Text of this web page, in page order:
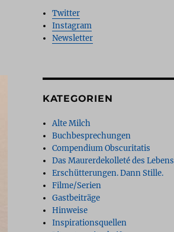
Twitter
Instagram
Newsletter
KATEGORIEN
Alte Milch
Buchbesprechungen
Compendium Obscuritatis
Das Maurerdekolleté des Lebens
Erschütterungen. Dann Stille.
Filme/Serien
Gastbeiträge
Hinweise
Inspirationsquellen